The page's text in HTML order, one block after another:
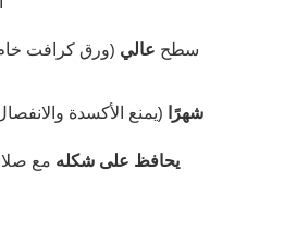
سطح عالي (ورق كرافت
12-24 شهرًا (يمنع الأكسدة
يحافظ على شكله مع